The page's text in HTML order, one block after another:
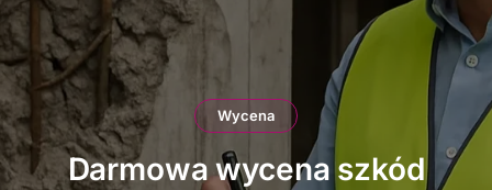
Jak uzyskać darmową
wycenę firmy